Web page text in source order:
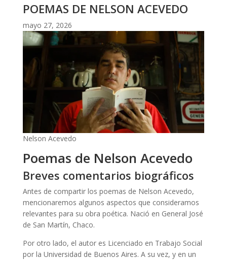
POEMAS DE NELSON ACEVEDO
mayo 27, 2026
Nelson Acevedo
Poemas de Nelson Acevedo
Breves comentarios biográficos
Antes de compartir los poemas de Nelson Acevedo,
mencionaremos algunos aspectos que consideramos
relevantes para su obra poética. Nació en General José
de San Martín, Chaco.
Por otro lado, el autor es Licenciado en Trabajo Social
por la Universidad de Buenos Aires. A su vez, y en un